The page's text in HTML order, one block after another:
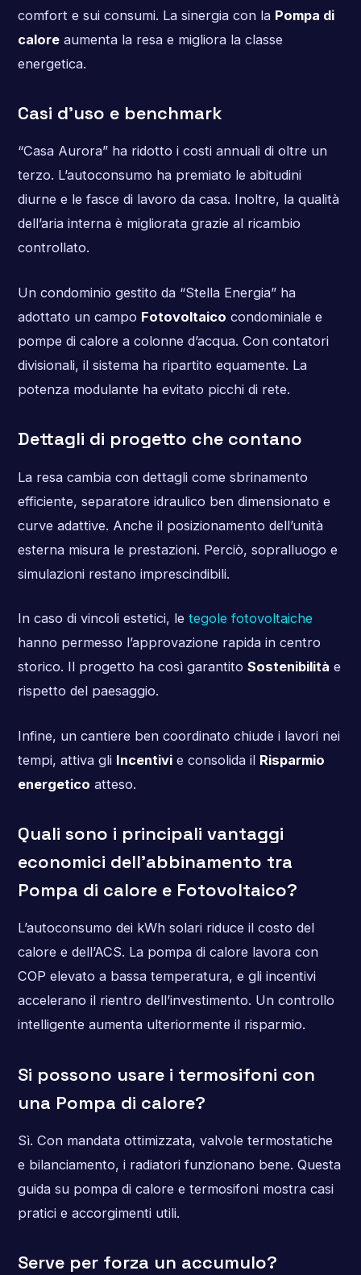
comfort e sui consumi. La sinergia con la Pompa di
caloreaumenta la resa e migliora la classe
energetica.
Casi d’uso e benchmark
“Casa Aurora” ha ridotto i costi annuali di oltre un
terzo. L’autoconsumo ha premiato le abitudini
diurne e le fasce di lavoro da casa. Inoltre, la qualità
dell’aria interna è migliorata grazie al ricambio
controllato.
Un condominio gestito da “Stella Energia” ha
adottato un campo Fotovoltaico condominiale e
pompe di calore a colonne d’acqua. Con contatori
divisionali, il sistema ha ripartito equamente. La
potenza modulante ha evitato picchi di rete.
Dettagli di progetto che contano
La resa cambia con dettagli come sbrinamento
efficiente, separatore idraulico ben dimensionato e
curve adattive. Anche il posizionamento dell’unità
esterna misura le prestazioni. Perciò, sopralluogo e
simulazioni restano imprescindibili.
In caso di vincoli estetici, le tegole fotovoltaiche
hanno permesso l’approvazione rapida in centro
storico. Il progetto ha così garantito Sostenibilità e
rispetto del paesaggio.
Infine, un cantiere ben coordinato chiude i lavori nei
tempi, attiva gli Incentivie consolida il Risparmio
energetico atteso.
Quali sono i principali vantaggi
economici dell’abbinamento tra
Pompa di calore e Fotovoltaico?
L’autoconsumo dei kWh solari riduce il costo del
calore e dell’ACS. La pompa di calore lavora con
COP elevato a bassa temperatura, e gli incentivi
accelerano il rientro dell’investimento. Un controllo
intelligente aumenta ulteriormente il risparmio.
Si possono usare i termosifoni con
una Pompa di calore?
Sì. Con mandata ottimizzata, valvole termostatiche
e bilanciamento, i radiatori funzionano bene. Questa
guida su pompa di calore e termosifoni mostra casi
pratici e accorgimenti utili.
Serve per forza un accumulo?